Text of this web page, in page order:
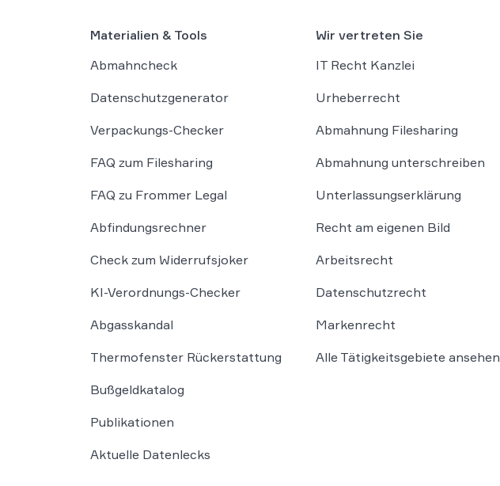
Materialien & Tools
Abmahncheck
Datenschutzgenerator
Verpackungs-Checker
FAQ zum Filesharing
FAQ zu Frommer Legal
Abfindungsrechner
Check zum Widerrufsjoker
KI-Verordnungs-Checker
Abgasskandal
Thermofenster Rückerstattung
Bußgeldkatalog
Publikationen
Aktuelle Datenlecks
Wir vertreten Sie
IT Recht Kanzlei
Urheberrecht
Abmahnung Filesharing
Abmahnung unterschreiben
Unterlassungserklärung
Recht am eigenen Bild
Arbeitsrecht
Datenschutzrecht
Markenrecht
Alle Tätigkeitsgebiete ansehen